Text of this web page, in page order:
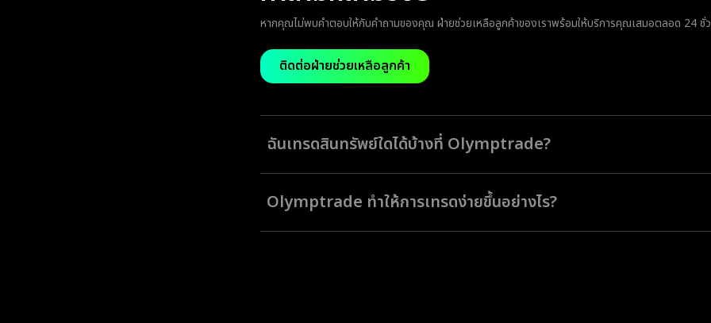
หากคุณไม่พบคำตอบให้กับคำถามของคุณ ฝ่ายช่วยเหลือลูกค้าของเราพร้อมให้บริการคุณเสมอตลอด 24 ชั่
ติดต่อฝ่ายช่วยเหลือลูกค้า
ฉันเทรดสินทรัพย์ใดได้บ้างที่ Olymptrade?
ที่ Olymptrade คุณสามารถเลือกจากสินทรัพย์รอบโลกกว่า 190 รายการ เช่น สกุลเงิน หุ้น โลหะภัณฑ์
ปโต และ ETFs แพลตฟอร์มให้บริการเทรดสินทรัพย์หลายรายการได้จากบัญชีเดียวด้วยราคาอ้างอิงแบ
ฉลาด และเครื่องมือการวิเคราะห์ตลาดที่ติดตั้งมาพร้อมใช้งาน
Olymptrade ทำให้การเทรดง่ายขึ้นอย่างไร?
Olymptrade รวบรวมทุกสินทรัพย์ เครื่องมือ และข้อมูลตลาดไว้ในแพลตฟอร์มเดียว คุณสามารถติดตา